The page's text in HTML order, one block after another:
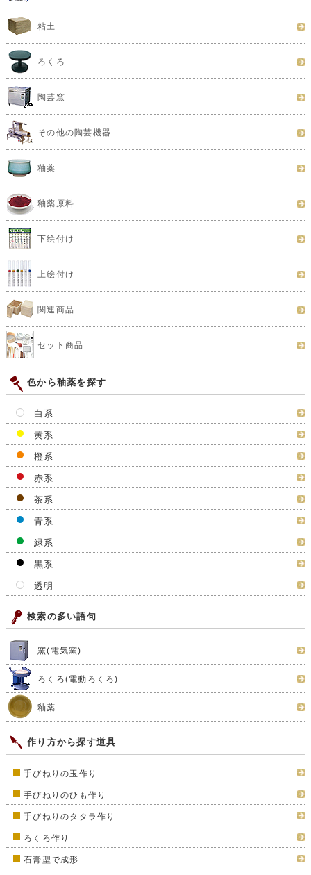
粘土
ろくろ
陶芸窯
その他の陶芸機器
釉薬
釉薬原料
下絵付け
上絵付け
関連商品
セット商品
色から釉薬を探す
白系
黄系
橙系
赤系
茶系
青系
緑系
黒系
透明
検索の多い語句
窯(電気窯)
ろくろ(電動ろくろ)
釉薬
作り方から探す道具
手びねりの玉作り
手びねりのひも作り
手びねりのタタラ作り
ろくろ作り
石膏型で成形